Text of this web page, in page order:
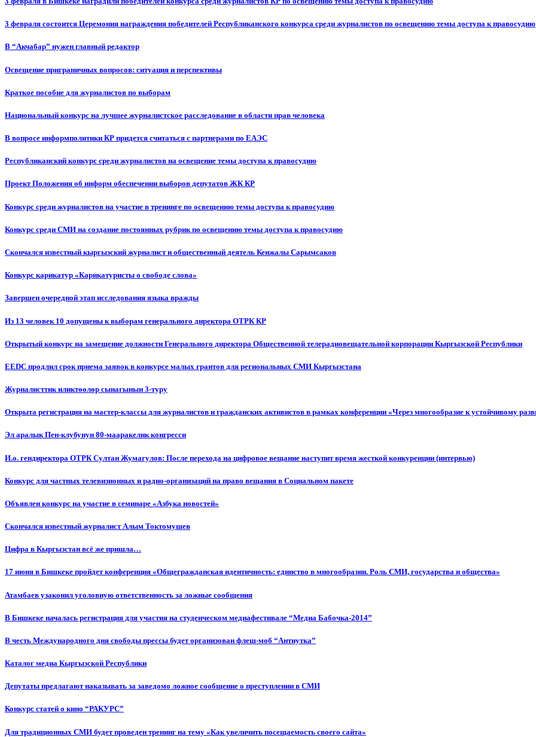
3 февраля состоится Церемония награждения победителей Республиканского конкурса среди журналистов по освещению темы доступа к правосудию
В “Акчабар” нужен главный редактор
Освещение приграничных вопросов: ситуация и перспективы
Краткое пособие для журналистов по выборам
Национальный конкурс на лучшее журналистское расследование в области прав человека
В вопросе информполитики КР придется считаться с партнерами по ЕАЭС
Республиканский конкурс среди журналистов на освещение темы доступа к правосудию
Проект Положения об информ обеспечении выборов депутатов ЖК КР
Конкурс среди журналистов на участие в тренинге по освещению темы доступа к правосудию
Конкурс среди СМИ на создание постоянных рубрик по освещению темы доступа к правосудию
Скончался известный кыргызский журналист и общественный деятель Кенжалы Сарымсаков
Конкурс карикатур «Карикатуристы о свободе слова»
Завершен очередной этап исследования языка вражды
Из 13 человек 10 допущены к выборам генерального директора ОТРК КР
Открытый конкурс на замещение должности Генерального директора Общественной телерадиовещательной корпорации Кыргызской Республики
EEDC продлил срок приема заявок в конкурсе малых грантов для региональных СМИ Кыргызстана
Журналисттик иликтөөлөр сынагынын 3-туру
Открыта регистрация на мастер-классы для журналистов и гражданских активистов в рамках конференции «Через многообразие к устойчивому
Эл аралык Пен-клубунун 80-мааракелик конгресси
И.о. гендиректора ОТРК Султан Жумагулов: После перехода на цифровое вещание наступит время жесткой конкуренции (интервью)
Конкурс для частных телевизионных и радио-организаций на право вещания в Социальном пакете
Объявлен конкурс на участие в семинаре «Азбука новостей»
Cкончался известный журналист Алым Токтомушев
Цифра в Кыргызстан всё же пришла…
17 июня в Бишкеке пройдет конференция «Общегражданская идентичность: единство в многообразии. Роль СМИ, государства и общества»
Атамбаев узаконил уголовную ответственность за ложные сообщения
В Бишкеке началась регистрация для участия на студенческом медиафестивале “Медиа Бабочка-2014”
В честь Международного дня свободы прессы будет организован флеш-моб “Антиутка”
Каталог медиа Кыргызской Республики
Депутаты предлагают наказывать за заведомо ложное сообщение о преступлении в СМИ
Конкурс статей о кино “РАКУРС”
Для традиционных СМИ будет проведен тренинг на тему «Как увеличить посещаемость своего сайта»